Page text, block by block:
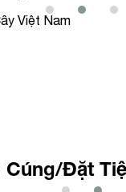
Cúng/Đặt